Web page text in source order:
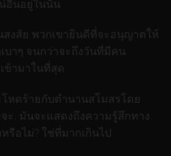
อื่นอยู่ในนั้น
สงสัย พวกเขายินดีที่จะอนุญาตให้
บาๆ จนกว่าจะถึงวันที่มีคน
ข้ามาในที่สุด
หดร้ายกับตำนานสโมสรโดย
ะ. มันจะแสดงถึงความรู้สึกทาง
รือไม่? ใช่ที่มากเกินไป